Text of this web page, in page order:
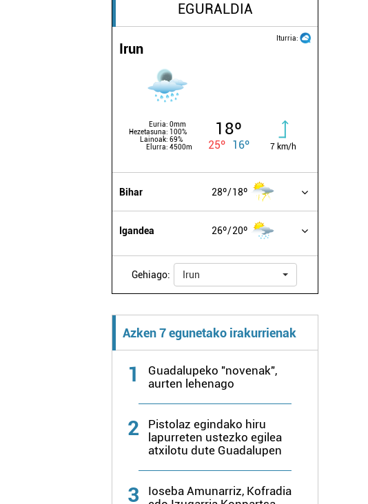
EGURALDIA
Iturria:
Irun
Euria: 0mm
Hezetasuna: 100%
Lainoak: 69%
Elurra: 4500m
18º
25º 16º 7 km/h
Bihar 28º 18º
Igandea 26º 20º
Gehiago: Irun
Azken 7 egunetako irakurrienak
1
Guadalupeko "novenak",
aurten lehenago
2
Pistolaz egindako hiru
lapurreten ustezko egilea
atxilotu dute Guadalupen
3
Ioseba Amunarriz, Kofradia